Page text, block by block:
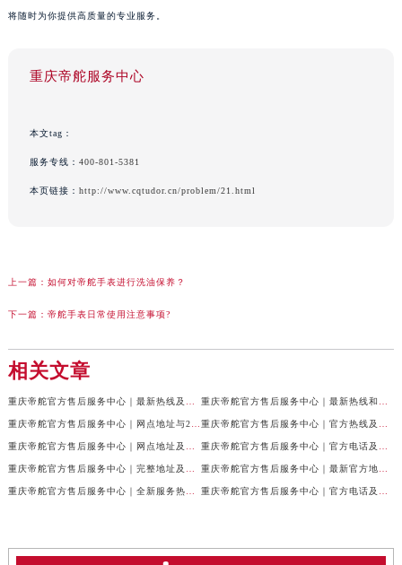
将随时为你提供高质量的专业服务。
重庆帝舵服务中心
本文tag：
服务专线： 400-801-5381
本页链接： http://www.cqtudor.cn/problem/21.html
上一篇： 如何对帝舵手表进行洗油保养？
下一篇： 帝舵手表日常使用注意事项?
相关文章